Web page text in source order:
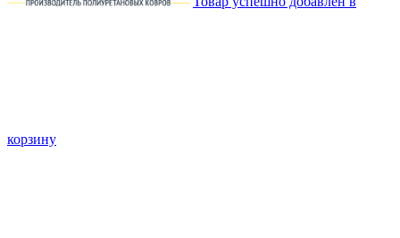
корзину